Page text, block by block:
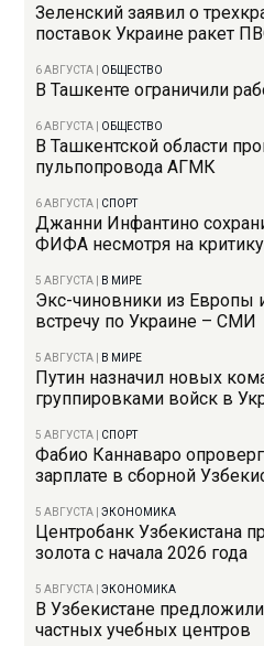
Зеленский заявил о
поставок Украине ракет
6 АВГУСТА ОБЩЕСТВО
В Ташкенте ограничили
6 АВГУСТА ОБЩЕСТВО
В Ташкентской области
пульпопровода АГМК
6 АВГУСТА СПОРТ
Джанни Инфантино
ФИФА несмотря на критику
5 АВГУСТА В МИРЕ
Экс-чиновники из Европы
встречу по Украине – СМИ
5 АВГУСТА В МИРЕ
Путин назначил новых
группировками войск в
5 АВГУСТА СПОРТ
Фабио Каннаваро
зарплате в сборной
5 АВГУСТА |ЭКОНОМИКА
Центробанк Узбекистана
золота с начала 2026 года
5 АВГУСТА |ЭКОНОМИКА
В Узбекистане
частных учебных центров